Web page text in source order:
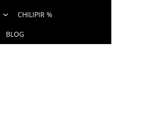
CHILIPIR %
BLOG